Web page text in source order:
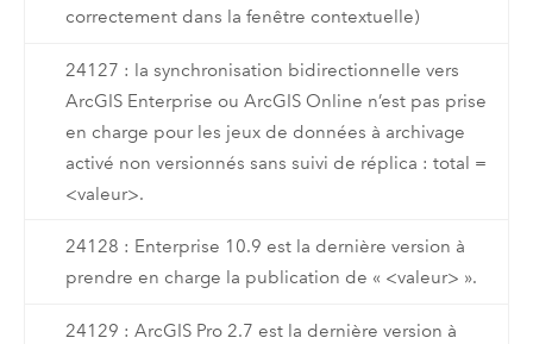
correctement dans la fenêtre contextuelle)
24127 : la synchronisation bidirectionnelle vers
ArcGIS Enterprise ou ArcGIS Online n’est pas prise
en charge pour les jeux de données à archivage
activé non versionnés sans suivi de réplica : total =
<valeur>.
24128 : Enterprise 10.9 est la dernière version à
prendre en charge la publication de « <valeur> ».
24129 : ArcGIS Pro 2.7 est la dernière version à